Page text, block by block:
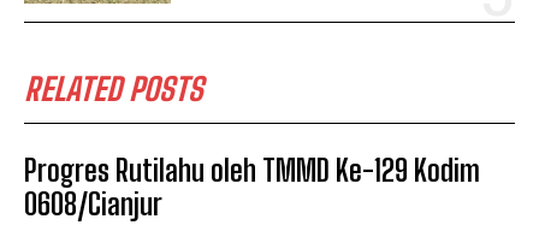
RELATED POSTS
Progres Rutilahu oleh TMMD Ke-129 Kodim
0608/Cianjur